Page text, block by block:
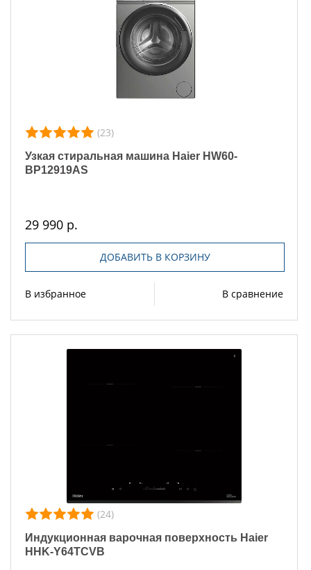
(23)
Узкая стиральная машина Haier HW60-
BP12919AS
29 990 р.
ДОБАВИТЬ В КОРЗИНУ
В избранное В сравнение
(24)
Индукционная варочная поверхность Haier
HHK-Y64TCVB